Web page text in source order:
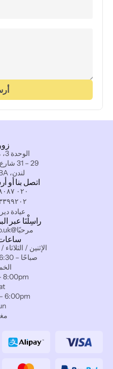
الوحدة 3، مبنى البريد
29 – 31 شارع نيو أوكسفورد
لندن، WC1A 1BA
اتصل بنا أو
٠٢٠ ٨٠٨٧ ٠٧٧٧
عيادة
راسِلْنَا عبر
مرحبًا@drlart.co.uk
الإثنين /
10:00 صباحًا – 6:30 مساءً
8:00pm
6:00pm